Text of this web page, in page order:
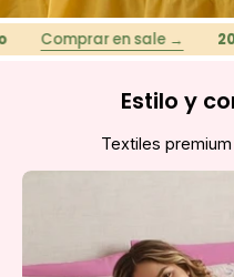
en sale → 20%
Estilo y
Textiles